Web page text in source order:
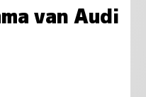
van Audi